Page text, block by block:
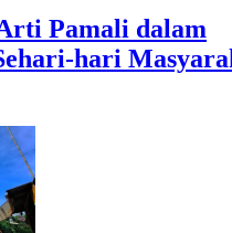
Pamali dalam
hari